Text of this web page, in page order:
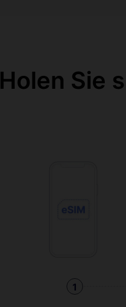
Holen Sie
1